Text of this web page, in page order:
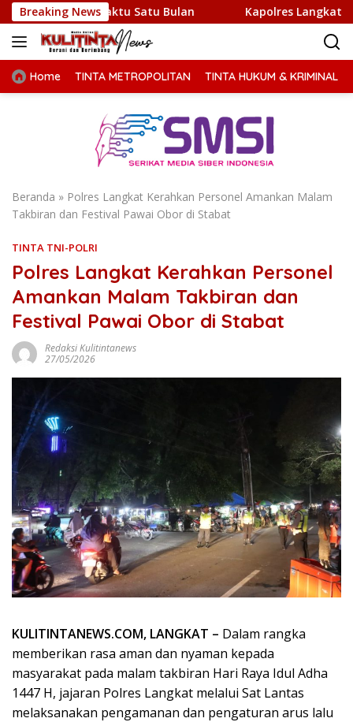
Langsung
ke
konten
Breaking News
Satu Bulan Kapolres Langkat Ajak Warga
Home TINTA METROPOLITAN TINTA HUKUM & KRIMINAL
Beranda » Polres Langkat Kerahkan Personel Amankan Malam
Takbiran dan Festival Pawai Obor di Stabat
TINTA TNI-POLRI
Polres Langkat Kerahkan Personel
Amankan Malam Takbiran dan
Festival Pawai Obor di Stabat
Redaksi Kulitintanews
27/05/2026
KULITINTANEWS.COM, LANGKAT – Dalam rangka
memberikan rasa aman dan nyaman kepada
masyarakat pada malam takbiran Hari Raya Idul Adha
1447 H, jajaran Polres Langkat melalui Sat Lantas
melaksanakan pengamanan dan pengaturan arus lalu